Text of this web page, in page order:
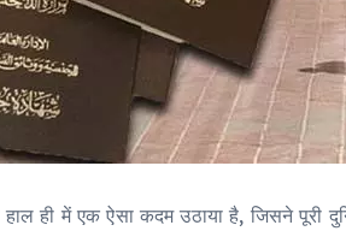
ही में एक ऐसा कदम उठाया है, जिसने